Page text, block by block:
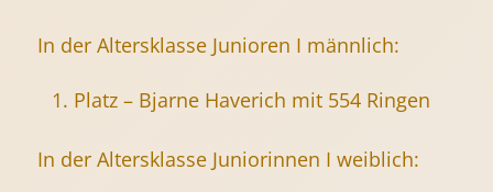
In der Altersklasse Junioren I männlich:
Platz – Bjarne Haverich mit 554 Ringen
In der Altersklasse Juniorinnen I weiblich: